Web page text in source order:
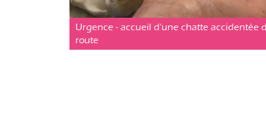
Urgence - accueil d'une chatte accidentée
route